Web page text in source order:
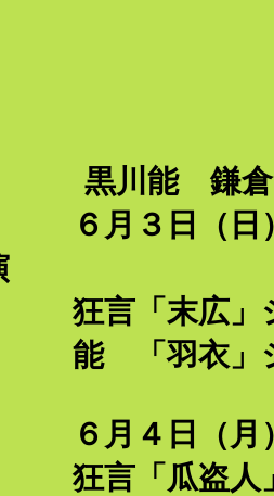
黒川能 鎌
３日（日）
「末広」シ
「羽衣」シ
４日（月）
「瓜盗人」